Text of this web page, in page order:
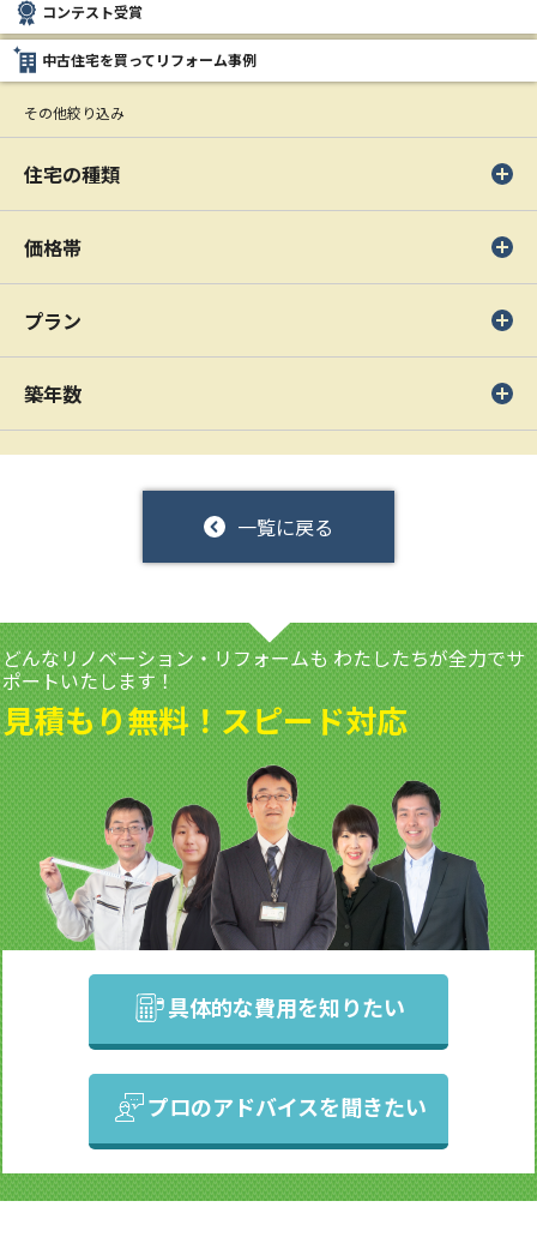
コンテスト受賞
中古住宅を買ってリフォーム事例
その他絞り込み
住宅の種類
価格帯
プラン
築年数
一覧に戻る
どんなリノベーション・リフォームもわたしたちが全力でサ
ポートいたします！
見積もり無料！スピード対応
具体的な費用を知りたい
プロのアドバイスを聞きたい